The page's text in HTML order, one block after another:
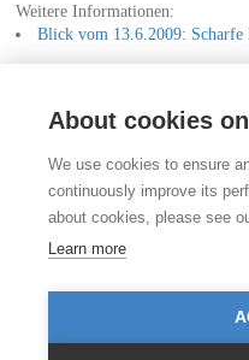
Weitere Informationen:
Blick vom 13.6.2009:
Luzerner Zeitung online
Stiftung für das Tier im Recht (TIR)
Rigistrasse 9
CH - 8006 Zürich
info@tierimrecht.org
Ihre Spende kann von den Steuern
IBAN: CH17 0900 0000 8770 0700 7,
About cookies
We use cookies to ensure
continuously improve its
about cookies, please see
Learn more